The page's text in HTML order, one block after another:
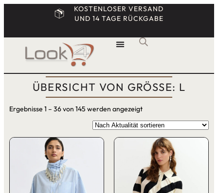
KOSTENLOSER VERSAND
UND 14 TAGE RÜCKGABE
ÜBERSICHT VON GRÖSSE: L
Ergebnisse 1 – 36 von 145 werden angezeigt